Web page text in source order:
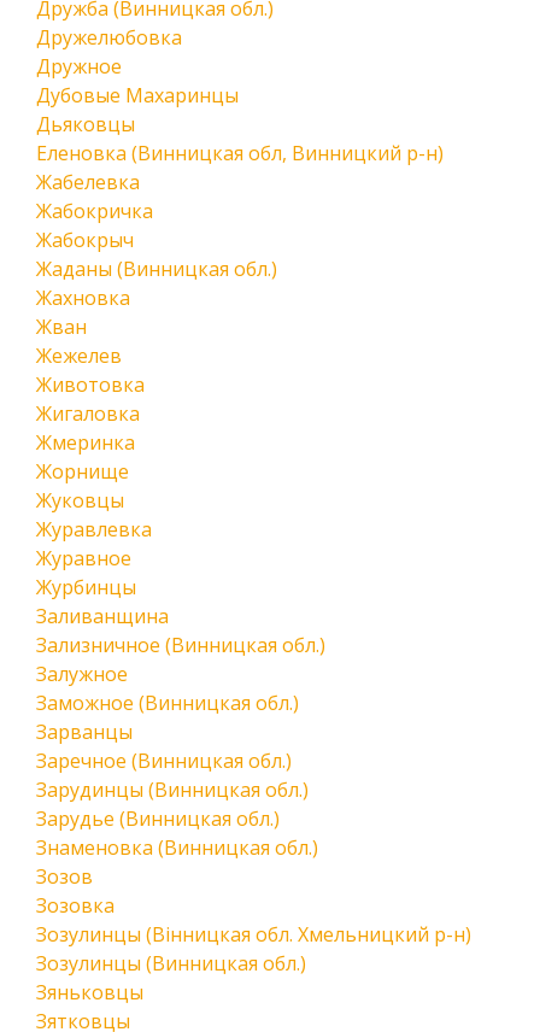
Дружба (Винницкая обл.)
Дружелюбовка
Дружное
Дубовые Махаринцы
Дьяковцы
Еленовка (Винницкая обл, Винницкий р-н)
Жабелевка
Жабокричка
Жабокрыч
Жаданы (Винницкая обл.)
Жахновка
Жван
Жежелев
Животовка
Жигаловка
Жмеринка
Жорнище
Жуковцы
Журавлевка
Журавное
Журбинцы
Заливанщина
Зализничное (Винницкая обл.)
Залужное
Заможное (Винницкая обл.)
Зарванцы
Заречное (Винницкая обл.)
Зарудинцы (Винницкая обл.)
Зарудье (Винницкая обл.)
Знаменовка (Винницкая обл.)
Зозов
Зозовка
Зозулинцы (Вінницкая обл. Хмельницкий р-н)
Зозулинцы (Винницкая обл.)
Зяньковцы
Зятковцы